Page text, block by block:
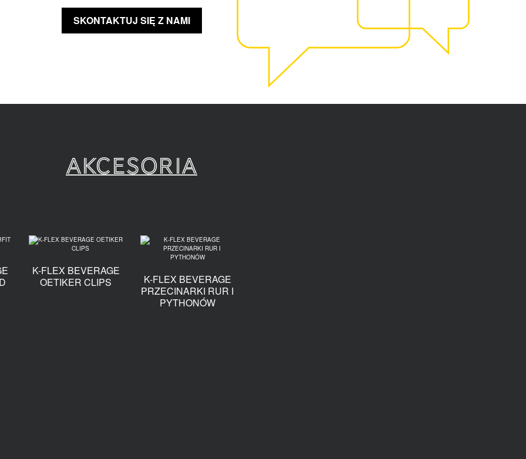
SKONTAKTUJ SIĘ Z NAMI
Akcesoria
K-FLEX BEVERAGE
OETIKER CLIPS
K-FLEX BEVERAGE
PRZECINARKI RUR I
PYTHONÓW